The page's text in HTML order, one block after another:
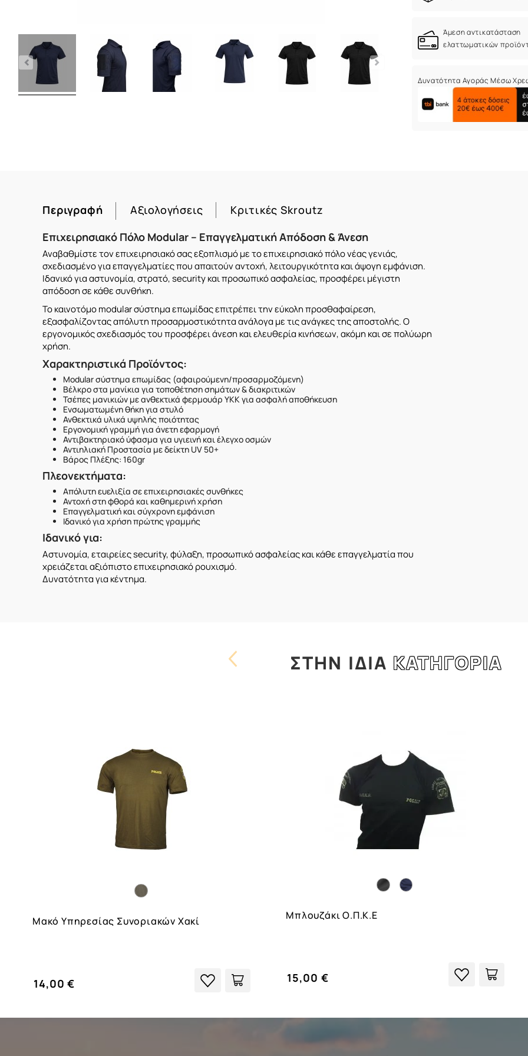
Άμεση αντικατάσταση
ελαττωματικών
Δυνατότητα Αγοράς Μέσω
Περιγραφή Αξιολογήσεις
Κριτικές Skroutz
Επιχειρησιακό Πόλο Modular – Επαγγελματική Απόδοση & Άνεση
Αναβαθμίστε τον επιχειρησιακό σας εξοπλισμό με το επιχειρησιακό πόλο νέας γενιάς,
σχεδιασμένο για επαγγελματίες που απαιτούν αντοχή, λειτουργικότητα και άψογη εμφάνιση.
Ιδανικό για αστυνομία, στρατό, security και προσωπικό ασφαλείας, προσφέρει μέγιστη
απόδοση σε κάθε συνθήκη.
Το καινοτόμο modular σύστημα επωμίδας επιτρέπει την εύκολη προσθαφαίρεση,
εξασφαλίζοντας απόλυτη προσαρμοστικότητα ανάλογα με τις ανάγκες της αποστολής. Ο
εργονομικός σχεδιασμός του προσφέρει άνεση και ελευθερία κινήσεων, ακόμη και σε πολύωρη
χρήση.
Χαρακτηριστικά Προϊόντος:
Modular σύστημα επωμίδας (αφαιρούμενη/προσαρμοζόμενη)
Βέλκρο στα μανίκια για τοποθέτηση σημάτων & διακριτικών
Τσέπες μανικιών με ανθεκτικά φερμουάρ YKK για ασφαλή αποθήκευση
Ενσωματωμένη θήκη για στυλό
Ανθεκτικά υλικά υψηλής ποιότητας
Εργονομική γραμμή για άνετη εφαρμογή
Αντιβακτηριακό ύφασμα για υγιεινή και έλεγχο οσμών
Αντιηλιακή Προστασία με δείκτη UV 50+
Βάρος Πλέξης: 160gr
Πλεονεκτήματα:
Απόλυτη ευελιξία σε επιχειρησιακές συνθήκες
Αντοχή στη φθορά και καθημερινή χρήση
Επαγγελματική και σύγχρονη εμφάνιση
Ιδανικό για χρήση πρώτης γραμμής
Ιδανικό για:
Αστυνομία, εταιρείες security, φύλαξη, προσωπικό ασφαλείας και κάθε επαγγελματία που
χρειάζεται αξιόπιστο επιχειρησιακό ρουχισμό.
Δυνατότητα για κέντημα.
ΣΤΗΝ ΙΔΙΑ ΚΑΤΗΓΟΡΙΑ
Μακό Υπηρεσίας Συνοριακών Χακί
14,00 €
Μπλουζάκι Ο.Π.Κ.Ε
15,00 €